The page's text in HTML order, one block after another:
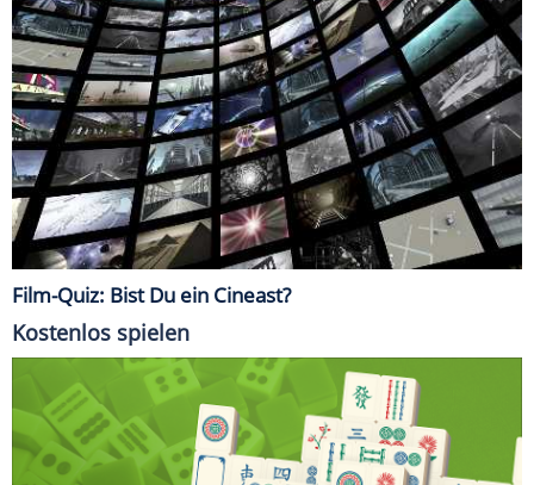
Film-Quiz: Bist Du ein Cineast?
Kostenlos spielen